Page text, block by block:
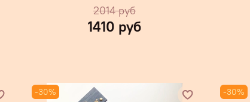
2014 руб
1410 руб
-30% -30%